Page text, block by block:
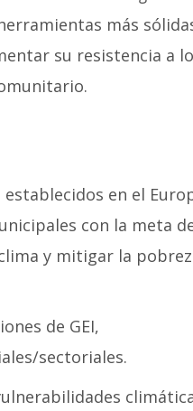
más
su resistencia a
en el
con la meta
y mitigar la
de GEI,
sectoriales.